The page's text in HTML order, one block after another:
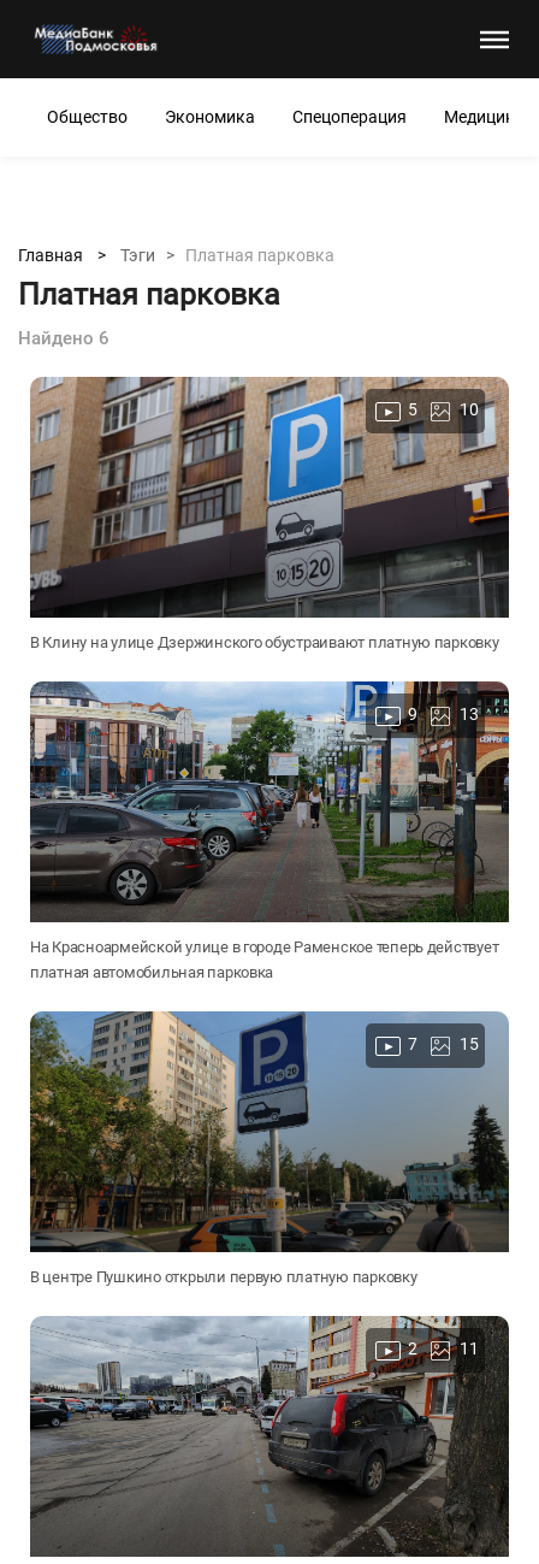
Общество Экономика Спецоперация Медицина
Главная > Тэги > Платная парковка
Платная парковка
Найдено 6
5 10
В Клину на улице Дзержинского обустраивают платную парковку
9 13
На Красноармейской улице в городе Раменское теперь действует
платная автомобильная парковка
7 15
В центре Пушкино открыли первую платную парковку
2 11